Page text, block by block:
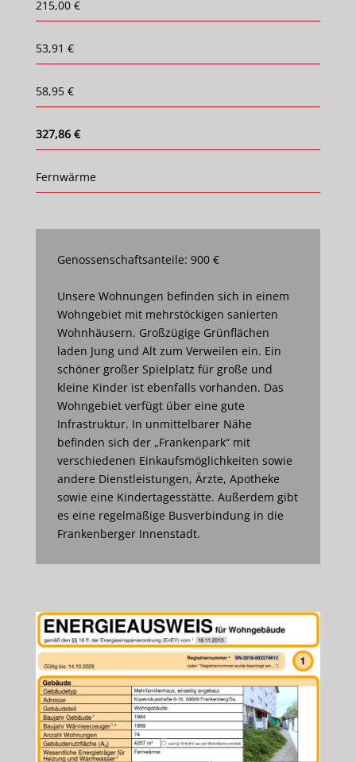
215,00 €
53,91 €
58,95 €
327,86 €
Fernwärme
Genossenschaftsanteile: 900 €
Unsere Wohnungen befinden sich in einem
Wohngebiet mit mehrstöckigen sanierten
Wohnhäusern. Großzügige Grünflächen
laden Jung und Alt zum Verweilen ein. Ein
schöner großer Spielplatz für große und
kleine Kinder ist ebenfalls vorhanden. Das
Wohngebiet verfügt über eine gute
Infrastruktur. In unmittelbarer Nähe
befinden sich der „Frankenpark“ mit
verschiedenen Einkaufsmöglichkeiten sowie
andere Dienstleistungen, Ärzte, Apotheke
sowie eine Kindertagesstätte. Außerdem gibt
es eine regelmäßige Busverbindung in die
Frankenberger Innenstadt.